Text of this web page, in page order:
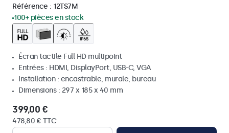
Référence : 12TS7M
100+ pièces en stock
Écran tactile Full HD multipoint
Entrées : HDMI, DisplayPort, USB-C, VGA
Installation : encastrable, murale, bureau
Dimensions : 297 x 185 x 40 mm
399,00 €
478,80 € TTC